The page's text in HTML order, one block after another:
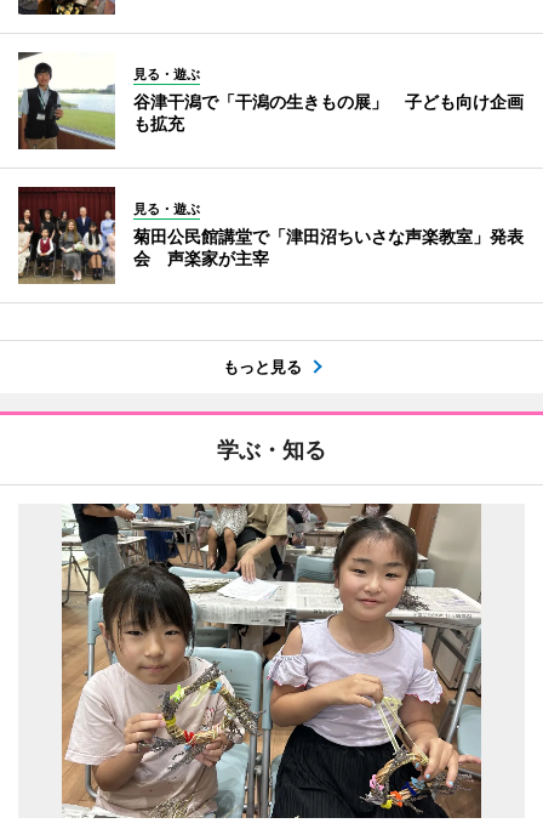
見る・遊ぶ
谷津干潟で「干潟の生きもの展」 子ども向け企画
も拡充
見る・遊ぶ
菊田公民館講堂で「津田沼ちいさな声楽教室」発表
会 声楽家が主宰
もっと見る
学ぶ・知る